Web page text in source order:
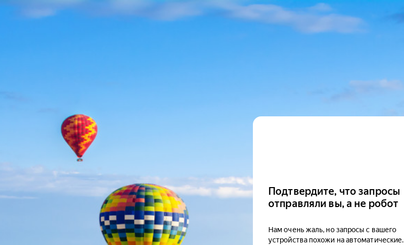
Подтвердите, что запросы
отправляли вы, а не робот
Нам очень жаль, но запросы с вашего
устройства похожи на автоматические.